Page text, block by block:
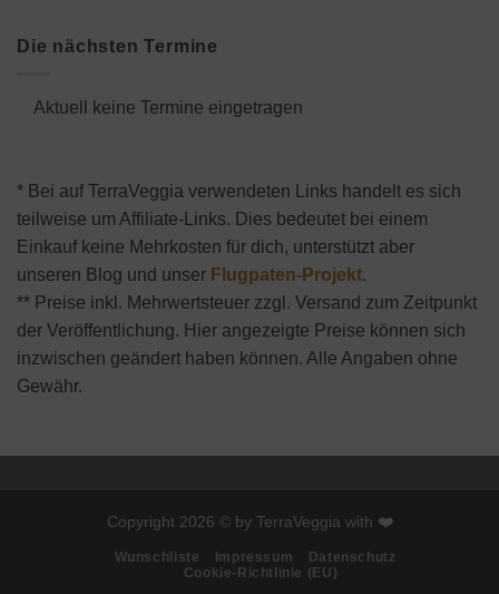
Die nächsten Termine
Aktuell keine Termine eingetragen
* Bei auf TerraVeggia verwendeten Links handelt es sich
teilweise um Affiliate-Links. Dies bedeutet bei einem
Einkauf keine Mehrkosten für dich, unterstützt aber
unseren Blog und unser Flugpaten-Projekt.
** Preise inkl. Mehrwertsteuer zzgl. Versand zum Zeitpunkt
der Veröffentlichung. Hier angezeigte Preise können sich
inzwischen geändert haben können. Alle Angaben ohne
Gewähr.
Copyright 2026 © by TerraVeggia with ❤️
Wunschliste Impressum
Datenschutz
Cookie-Richtlinie (EU)